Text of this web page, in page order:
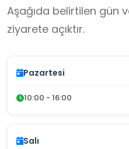
Aşağıda belirtilen gün
ziyarete açıktır.
Pazartesi
10:00 - 16:00
Salı